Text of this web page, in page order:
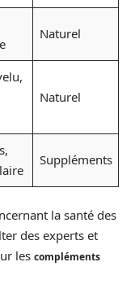
Naturel
Naturel
Suppléments
la santé des
des experts et
les compléments